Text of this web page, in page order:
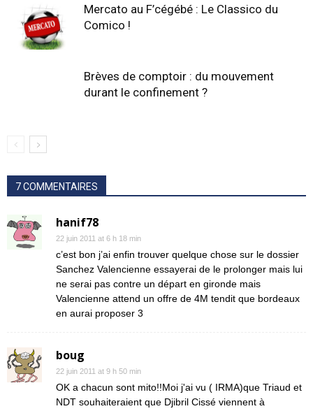
Mercato au F’cégébé : Le Classico du
Comico !
Brèves de comptoir : du mouvement
durant le confinement ?
7 COMMENTAIRES
hanif78
22 juin 2011 at 6 h 18 min
c’est bon j’ai enfin trouver quelque chose sur le dossier
Sanchez Valencienne essayerai de le prolonger mais lui
ne serai pas contre un départ en gironde mais
Valencienne attend un offre de 4M tendit que bordeaux
en aurai proposer 3
boug
22 juin 2011 at 9 h 50 min
OK a chacun sont mito!!Moi j'ai vu ( IRMA)que Triaud et
NDT souhaiteraient que Djibril Cissé viennent à